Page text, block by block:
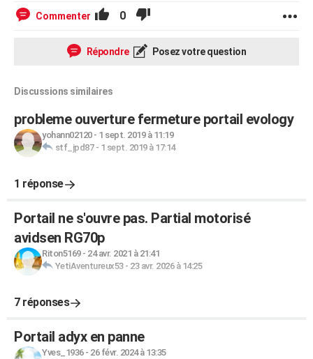
AVIS DE DÉCÈS
Commenter 0
Répondre Posez votre question
Discussions similaires
probleme ouverture fermeture portail evology
yohann02120- 1 sept. 2019 à 11:19
stf_jpd87- 1 sept. 2019 à 17:14
1 réponse
Portail ne s'ouvre pas. Partial motorisé
avidsen RG70p
Riton5169- 24 avr. 2021 à 21:41
YetiAventureux53- 23 avr. 2026 à 14:25
7 réponses
Portail adyx en panne
Yves_1936- 26 févr. 2024 à 13:35